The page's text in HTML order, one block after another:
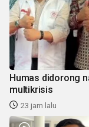
Humas didorong
multikrisis
23 jam lalu